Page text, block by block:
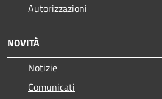
Autorizzazioni
NOVITÀ
Notizie
Comunicati